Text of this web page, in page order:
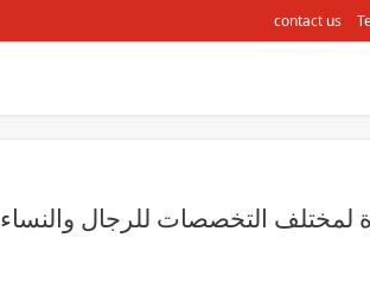
contact us
التخصصات للرجال والنساء